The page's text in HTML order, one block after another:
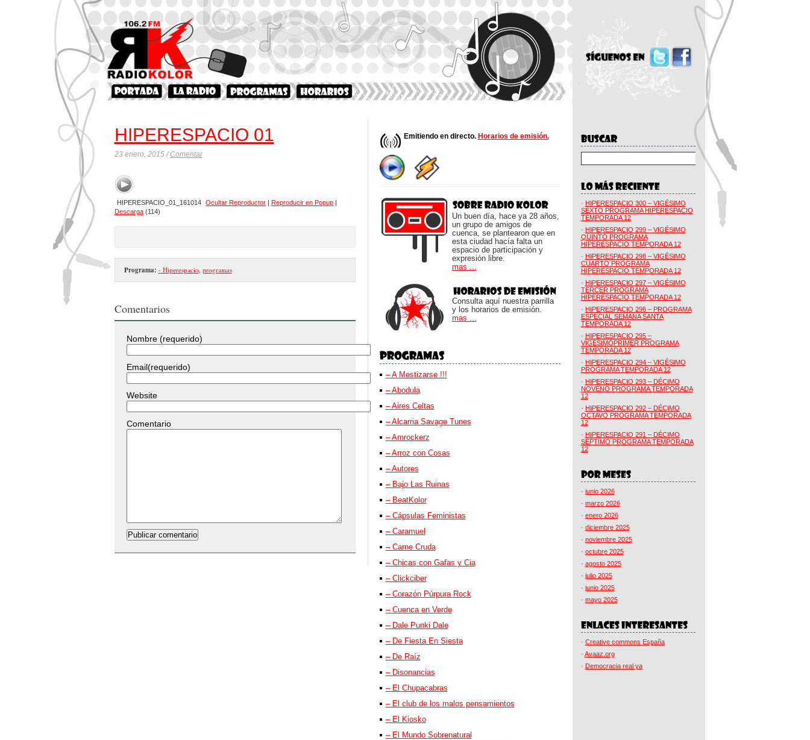
HIPERESPACIO 01
23 enero, 2015 /Comentar
HIPERESPACIO_01_161014 Ocultar Reproductor |Reproducir en Popup |
Descarga(114)
Programa: - Hiperespacio, programas
Comentarios
Nombre (requerido)
Email(requerido)
Website
Comentario
Emitiendo en directo. Horarios de emisión.
Un buen día, hace ya 28 años,
un grupo de amigos de
cuenca, se plantearon que en
esta ciudad hacía falta un
espacio de participación y
expresión libre.
mas ...
Consulta aquí nuestra parrilla
y los horarios de emisión.
mas ...
– A Mestizarse !!!
– Abodula
– Aires Celtas
– Alcarria Savage Tunes
– Amrockerz
– Arroz con Cosas
– Autores
– Bajo Las Ruinas
– BeatKolor
– Cápsulas Feministas
– Caramuel
– Carne Cruda
– Chicas con Gafas y Cia
– Clickciber
– Corazón Púrpura Rock
– Cuenca en Verde
– Dale Punki Dale
– De Fiesta En Siesta
– De Raíz
– Disonancias
– El Chupacabras
– El club de los malos pensamientos
– El Kiosko
– El Mundo Sobrenatural
· HIPERESPACIO 300 – VIGÉSIMO
SEXTO PROGRAMA HIPERESPACIO
TEMPORADA 12
· HIPERESPACIO 299 – VIGÉSIMO
QUINTO PROGRAMA
HIPERESPACIO TEMPORADA 12
· HIPERESPACIO 298 – VIGÉSIMO
CUARTO PROGRAMA
HIPERESPACIO TEMPORADA 12
· HIPERESPACIO 297 – VIGÉSIMO
TERCER PROGRAMA
HIPERESPACIO TEMPORADA 12
· HIPERESPACIO 296 – PROGRAMA
ESPECIAL SEMANA SANTA
TEMPORADA 12
· HIPERESPACIO 295 –
VIGÉSIMOPRIMER PROGRAMA
TEMPORADA 12
· HIPERESPACIO 294 – VIGÉSIMO
PROGRAMA TEMPORADA 12
· HIPERESPACIO 293 – DÉCIMO
NOVENO PROGRAMA TEMPORADA
12
· HIPERESPACIO 292 – DÉCIMO
OCTAVO PROGRAMA TEMPORADA
12
· HIPERESPACIO 291 – DÉCIMO
SÉPTIMO PROGRAMA TEMPORADA
12
· junio 2026
· marzo 2026
· enero 2026
· diciembre 2025
· noviembre 2025
· octubre 2025
· agosto 2025
· julio 2025
· junio 2025
· mayo 2025
· Creative commons España
· Avaaz.org
· Democracia real ya